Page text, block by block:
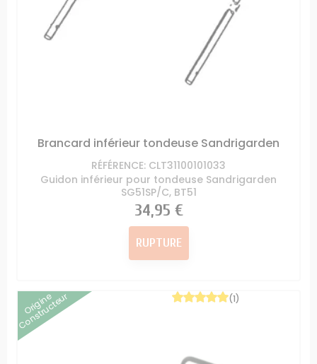
Brancard inférieur tondeuse Sandrigarden
RÉFÉRENCE: CLT31100101033
Guidon inférieur pour tondeuse Sandrigarden
SG51SP/C, BT51
Prix
34,95 €
RUPTURE
Origine
Constructeur (1)